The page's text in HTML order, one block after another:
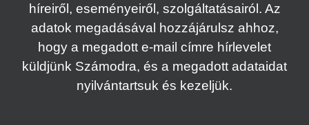
híreiről, eseményeiről, szolgáltatásairól. Az
adatok megadásával hozzájárulsz ahhoz,
hogy a megadott e-mail címre hírlevelet
küldjünk Számodra, és a megadott adataidat
nyilvántartsuk és kezeljük.